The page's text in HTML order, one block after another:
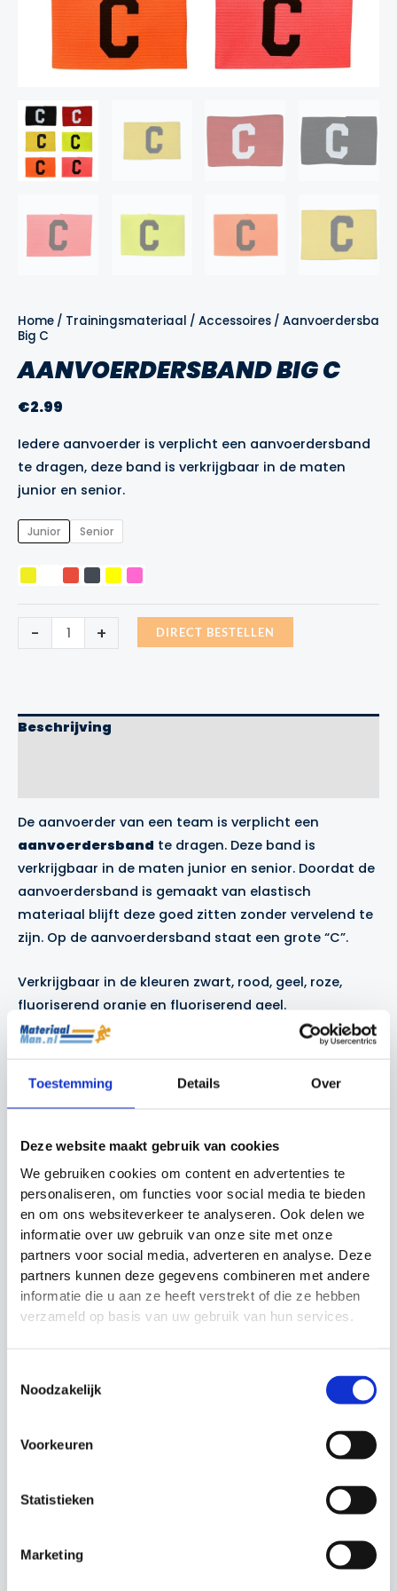
Toestemming Details Over
Deze website maakt gebruik van cookies
We gebruiken cookies om content en advertenties te
personaliseren, om functies voor social media te bieden
en om ons websiteverkeer te analyseren. Ook delen we
informatie over uw gebruik van onze site met onze
partners voor social media, adverteren en analyse. Deze
partners kunnen deze gegevens combineren met andere
informatie die u aan ze heeft verstrekt of die ze hebben
verzameld op basis van uw gebruik van hun services.
Noodzakelijk
Voorkeuren
Statistieken
Marketing
Home / Trainingsmateriaal / Accessoires / Aanvoerdersband
Big C
AANVOERDERSBAND BIG C
€2.99
Iedere aanvoerder is verplicht een aanvoerdersband
te dragen, deze band is verkrijgbaar in de maten
junior en senior.
Junior Senior
-
Aanvoerdersband
Big
+ DIRECT BESTELLEN
Beschrijving
De aanvoerder van een team is verplicht een
aanvoerdersband te dragen. Deze band is
verkrijgbaar in de maten junior en senior. Doordat de
aanvoerdersband is gemaakt van elastisch
materiaal blijft deze goed zitten zonder vervelend te
zijn. Op de aanvoerdersband staat een grote “C”.
Verkrijgbaar in de kleuren zwart, rood, geel, roze,
fluoriserend oranje en fluoriserend geel.
Gerelateerde producten
Grensrechtervlaggen
Precision Training
Budget tot €10
€14.99.
Aanvoerdersband
Nederlandse vlag
Actie!
Actie!
NIET OP VOORRAAD